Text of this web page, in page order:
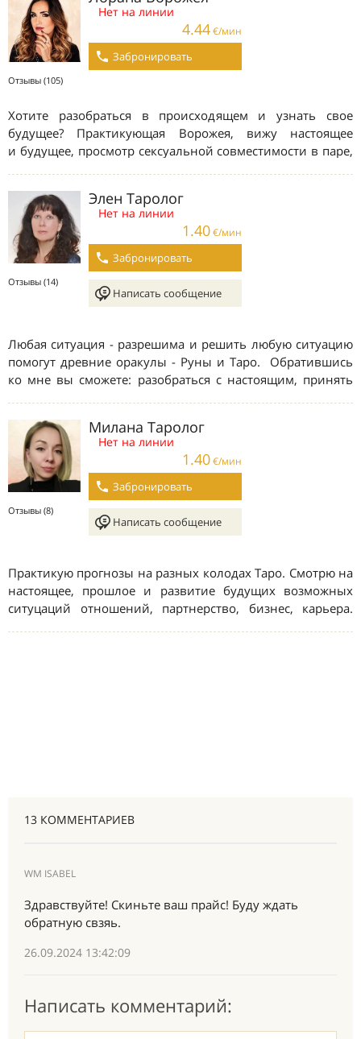
13 КОММЕНТАРИЕВ
WM ISABEL
Здравствуйте! Скиньте ваш прайс! Буду ждать
обратную свзяь.
26.09.2024 13:42:09
Написать комментарий: